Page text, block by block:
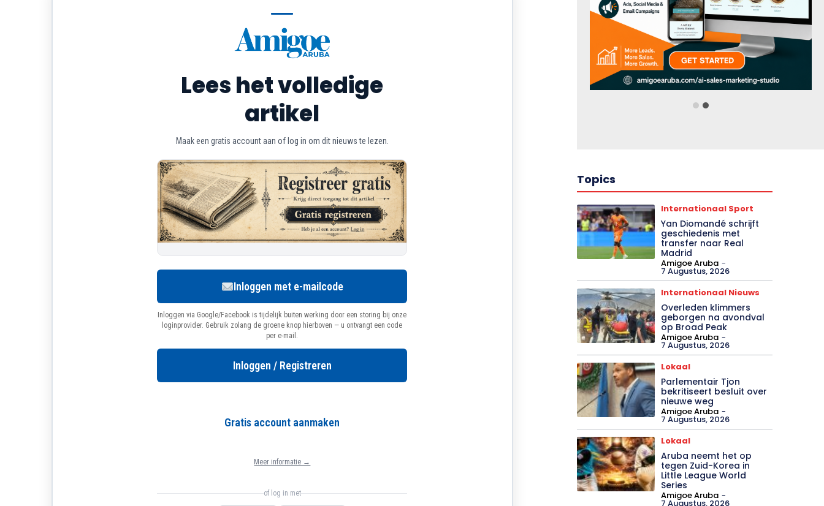
Lees het volledige
artikel
Maak een gratis account aan of log in om dit nieuws te lezen.
Inloggen met e-mailcode
Inloggen via Google/Facebook is tijdelijk buiten werking door een storing bij onze
loginprovider. Gebruik zolang de groene knop hierboven — u ontvangt een code
per e-mail.
Inloggen / Registreren
Gratis account aanmaken
Meer informatie →
of log in met
Topics
Internationaal Sport
Yan Diomandé schrijft
geschiedenis met
transfer naar Real
Madrid
Amigoe Aruba -
7 Augustus, 2026
Internationaal Nieuws
Overleden klimmers
geborgen na avondval
op Broad Peak
Amigoe Aruba -
7 Augustus, 2026
Lokaal
Parlementair Tjon
bekritiseert besluit over
nieuwe weg
Amigoe Aruba -
7 Augustus, 2026
Lokaal
Aruba neemt het op
tegen Zuid-Korea in
Little League World
Series
Amigoe Aruba -
7 Augustus, 2026